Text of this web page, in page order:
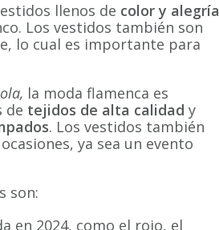
llenos de color y alegría
Los vestidos también son
lo cual es importante para
la moda flamenca es
de tejidos de alta calidad y
. Los vestidos también
ya sea un evento
son:
en 2024, como el rojo, el